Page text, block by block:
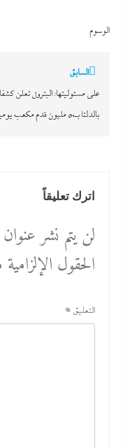
الوسوم
تصفّح
المقالات
السابق
على مسئوليتها: البترول تعلن
بالدلتا بـ50 مليون قدم مكعب يوميا
اترك تعليقاً
لن يتم نشر
الحقول
التعليق *